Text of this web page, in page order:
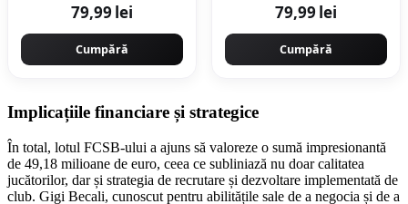
79,99 lei
Cumpără
79,99 lei
Cumpără
Implicațiile financiare și strategice
În total, lotul FCSB-ului a ajuns să valoreze o sumă impresionantă
de 49,18 milioane de euro, ceea ce subliniază nu doar calitatea
jucătorilor, dar și strategia de recrutare și dezvoltare implementată de
club. Gigi Becali, cunoscut pentru abilitățile sale de a negocia și de a